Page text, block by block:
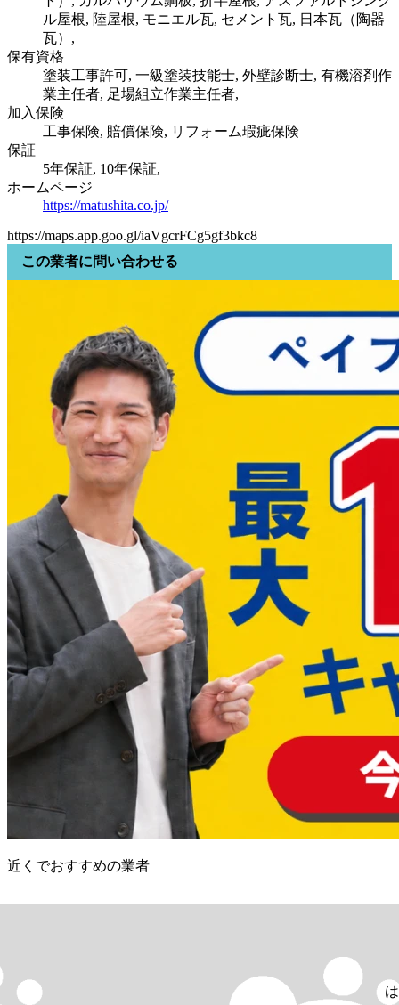
ル屋根, 陸屋根, モニエル瓦, セメント瓦, 日本瓦（陶器
瓦）,
保有資格
塗装工事許可, 一級塗装技能士, 外壁診断士, 有機溶剤作
業主任者, 足場組立作業主任者,
加入保険
工事保険, 賠償保険, リフォーム瑕疵保険
保証
5年保証, 10年保証,
ホームページ
https://matushita.co.jp/
https://maps.app.goo.gl/iaVgcrFCg5gf3bkc8
この業者に問い合わせる
近くでおすすめの業者